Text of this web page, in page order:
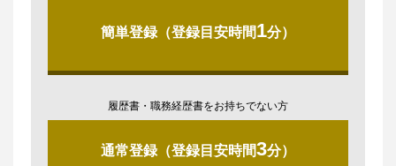
簡単登録（登録目安時間1分）
履歴書・職務経歴書をお持ちでない方
通常登録（登録目安時間3分）